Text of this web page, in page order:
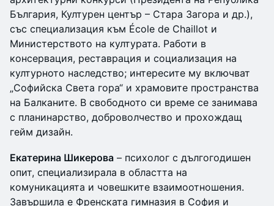
България, Културен център – Стара Загора и др.),
със специализация към École de Chaillot и
Министерството на културата. Работи в
консервация, реставрация и социализация на
културното наследство; интересите му включват
„Софийска Света гора“ и храмовите пространства
на Балканите. В свободното си време се занимава
с планинарство, доброволчество и прохождащ
гейм дизайн.
Екатерина Шикерова – психолог с дългогодишен
опит, специализирала в областта на
комуникацията и човешките взаимоотношения.
Завършила е Френската гимназия в София и